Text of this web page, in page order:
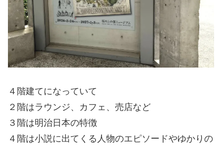
４階建てになっていて
２階はラウンジ、カフェ、売店など
３階は明治日本の特徴
４階は小説に出てくる人物のエピソードやゆかりの